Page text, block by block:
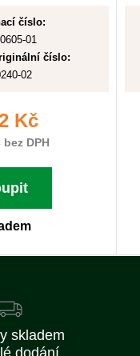
číslo:
01
číslo:
02
Kč
bez DPH
skladem
dodání